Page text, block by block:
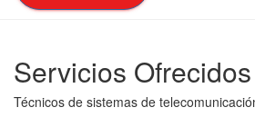
Servicios Ofrecidos
Técnicos de sistemas de